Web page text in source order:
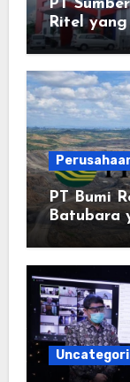
PT
Ritel
PT Bumi
Batubara